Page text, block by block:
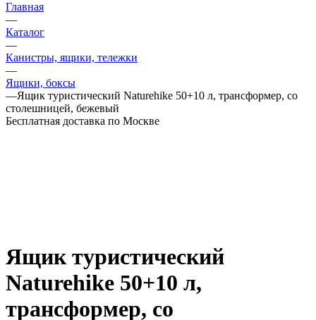
Главная
—
Каталог
—
Канистры, ящики, тележки
—
Ящики, боксы
—Ящик туристический Naturehike 50+10 л, трансформер, со
столешницей, бежевый
Бесплатная доставка по Москве
Ящик туристический
Naturehike 50+10 л,
трансформер, со